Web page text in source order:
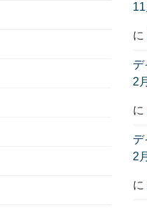
11
に
デ
2
に
デ
2
に